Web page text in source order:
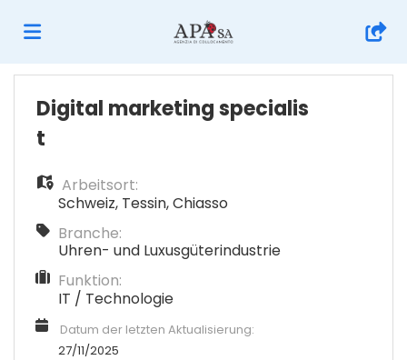
Home
hochladen
Anmelden
Sprache
Digital marketing specialis
t
Arbeitsort:
Schweiz, Tessin,Chiasso
Branche:
Uhren- und Luxusgüterindustrie
Funktion:
IT / Technologie
Datum der letzten Aktualisierung:
27/11/2025